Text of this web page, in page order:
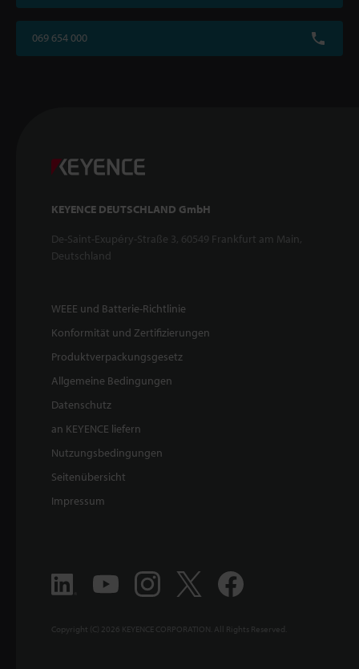
069 654 000
KEYENCE DEUTSCHLAND GmbH
De-Saint-Exupéry-Straße 3, 60549 Frankfurt am Main,
Deutschland
WEEE und Batterie-Richtlinie
Konformität und Zertifizierungen
Produktverpackungsgesetz
Allgemeine Bedingungen
Datenschutz
an KEYENCE liefern
Nutzungsbedingungen
Seitenübersicht
Impressum
Copyright (C) 2026 KEYENCE CORPORATION. All Rights Reserved.